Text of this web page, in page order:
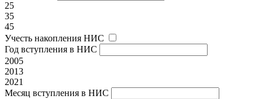
25
35
45
Учесть накопления НИС
Год вступления в НИС
2005
2013
2021
Месяц вступления в НИС